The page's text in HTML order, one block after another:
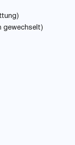
gewechselt)